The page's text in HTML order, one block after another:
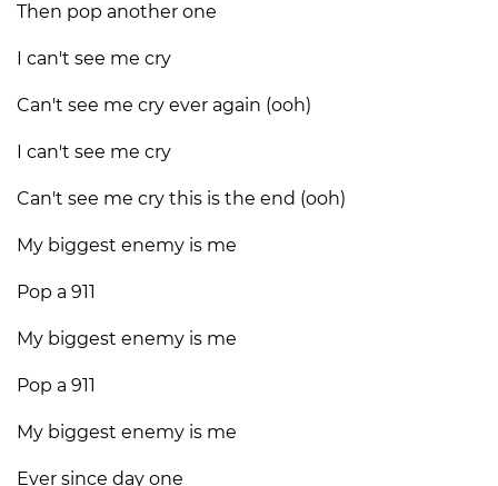
Then pop another one
I can't see me cry
Can't see me cry ever again (ooh)
I can't see me cry
Can't see me cry this is the end (ooh)
My biggest enemy is me
Pop a 911
My biggest enemy is me
Pop a 911
My biggest enemy is me
Ever since day one